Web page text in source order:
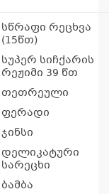
სწრაფი რეცხვა
(15წთ)
სუპერ სიჩქარის
რეჟიმი 39 წთ
თეთრეული
ფერადი
ჯინსი
დელიკატური
სარეცხი
ბამბა